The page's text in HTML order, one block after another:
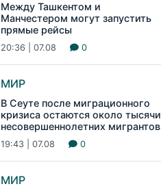
Между Ташкентом и
Манчестером могут запустить
прямые рейсы
20:36 | 07.08 0
МИР
В Сеуте после миграционного
кризиса остаются около тысячи
несовершеннолетних мигрантов
19:43 | 07.08 0
МИР